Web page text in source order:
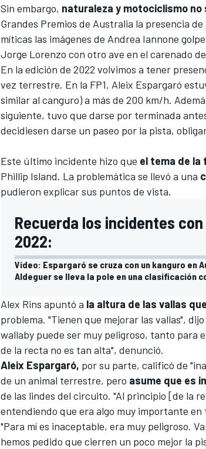
Sin embargo, naturaleza y motociclismo no
Grandes Premios de Australia la presencia
míticas las imágenes de Andrea Iannone
Jorge Lorenzo con otro ave en el carenado
En la edición de 2022 volvimos a tener
vez terrestre. En la FP1, Aleix Espargaró
similar al canguro) a más de 200 km/h.
siguiente, tuvo que darse por terminada
decidiesen darse un paseo por la pista,
Este último incidente hizo que el tema de la
Phillip Island. La problemática se llevó a una
pudieron explicar sus puntos de vista.
Recuerda los incidentes
2022:
Vídeo: Espargaró se cruza con un kanguro en
Aldeguer se lleva la pole en una clasificación
Alex Rins apuntó a la altura de las vallas
problema. "Tienen que mejorar las vallas",
wallaby puede ser muy peligroso, tanto para
de la recta no es tan alta", denunció.
Aleix Espargaró, por su parte, calificó de
de un animal terrestre, pero asume que es
de las lindes del circuito. "Al principio [de la
entendiendo que era algo muy importante
"Para mí es inaceptable, era muy peligroso.
hemos pedido que cierren un poco mejor la